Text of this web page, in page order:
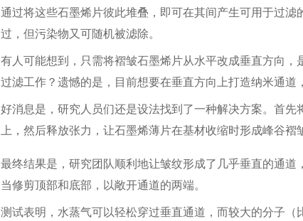
通过将这些石墨烯片彼此堆叠，即可在其间产生可用于过滤
过，但污染物又可随机被滤除。
有人可能想到，只需将褶皱石墨烯片从水平改成垂直方向
过滤工作？遗憾的是，目前想要在垂直方向上打造纳米通道
好消息是，研究人员们还是设法找到了一种解决方案。首
上，然后释放张力，让石墨烯薄片在基材收缩时形成峰谷褶
最终结果是，研究团队顺利地让皱纹形成了几乎垂直的通
当修剪顶部和底部，以敞开通道的两端。
测试表明，水蒸气可以轻松穿过垂直通道，而较大的分子（